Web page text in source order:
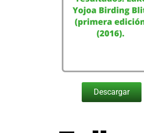
Descargar